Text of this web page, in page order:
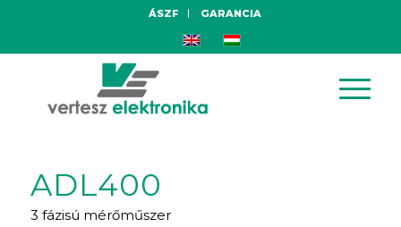
ÁSZF GARANCIA
ADL400
3 fázisú mérőműszer